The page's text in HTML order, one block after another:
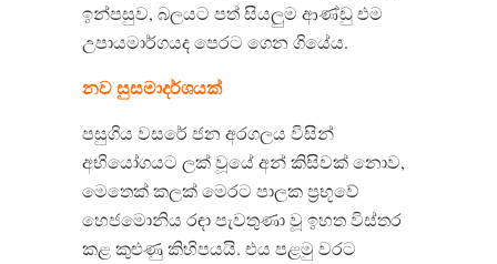
ඉන්පසුව, බලයට පත් සියලුම ආණ්ඩු එම
උපායමාර්ගයද පෙරට ගෙන ගියේය.
නව සුසමාදර්ශයක්
පසුගිය වසරේ ජන අරගලය විසින්
අභියෝගයට ලක් වූයේ අන් කිසිවක් නොව,
මෙතෙක් කලක් මෙරට පාලක ප්‍රභූවේ
හෙජමොනිය රඳා පැවතුණා වූ ඉහත විස්තර
කළ කුළුණු කිහිපයයි. එය පළමු වරට